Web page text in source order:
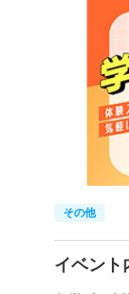
その他
イベント